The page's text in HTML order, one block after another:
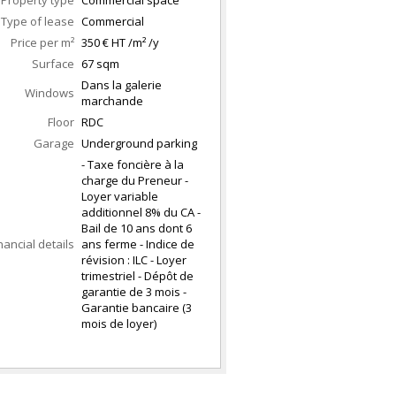
Type of lease Commercial
Price per m² 350 € HT /m² /y
Surface 67 sqm
Windows Dans la galerie
marchande
Floor RDC
Garage Underground parking
details
- Taxe foncière à la
charge du Preneur -
Loyer variable
additionnel 8% du CA -
Bail de 10 ans dont 6
ans ferme - Indice de
révision : ILC - Loyer
trimestriel - Dépôt de
garantie de 3 mois -
Garantie bancaire (3
mois de loyer)